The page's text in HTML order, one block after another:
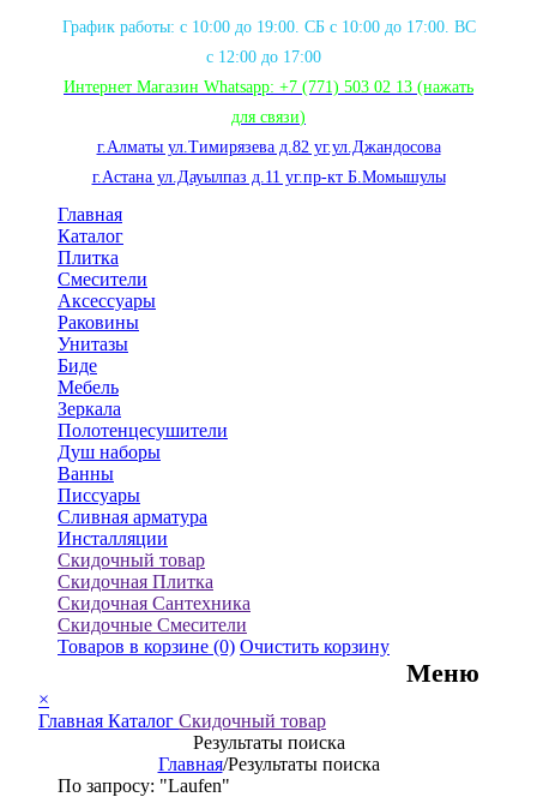
График работы: с 10:00 до 19:00. СБ с 10:00 до 17:00. ВС
с 12:00 до 17:00
Интернет Магазин Whatsapp: +7 (771) 503 02 13 (нажать
для связи)
г.Алматы ул.Тимирязева д.82 уг.ул.Джандосова
г.Астана ул.Дауылпаз д.11 уг.пр-кт Б.Момышулы
Главная
Каталог
Плитка
Смесители
Аксессуары
Раковины
Унитазы
Биде
Мебель
Зеркала
Полотенцесушители
Душ наборы
Ванны
Писсуары
Сливная арматура
Инсталляции
Скидочный товар
Скидочная Плитка
Скидочная Сантехника
Скидочные Смесители
Товаров в корзине (0) Очистить корзину
Меню
×
Главная Каталог Скидочный товар
Результаты поиска
Главная/Результаты поиска
По запросу: "Laufen"